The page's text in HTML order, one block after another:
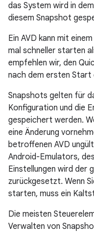
das System wird in
diesem Snapshot
Ein AVD kann mit einem
mal schneller starten
empfehlen wir, den
nach dem ersten Start
Snapshots gelten für
Konfiguration und die
gespeichert werden.
eine Änderung
betroffenen AVD
Android-Emulators,
Einstellungen wird der
zurückgesetzt. Wenn
starten, muss ein
Die meisten
Verwalten von